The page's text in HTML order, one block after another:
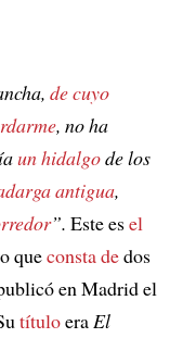
de cuyo
, no ha
un hidalgode los
antigua,
”. Este esel
queconsta dedos
en Madrid el
títuloera El